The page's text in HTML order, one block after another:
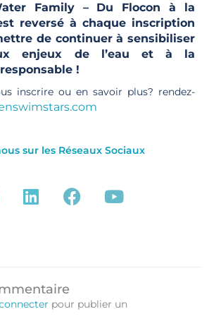
Family – Du Flocon à la
reversé à chaque inscription
de continuer à sensibiliser
enjeux de l’eau et à la
!
inscrire ou en savoir plus? rendez-
sur les Réseaux Sociaux
L
i
i
n
F
a
k
Y
o
pour publier un